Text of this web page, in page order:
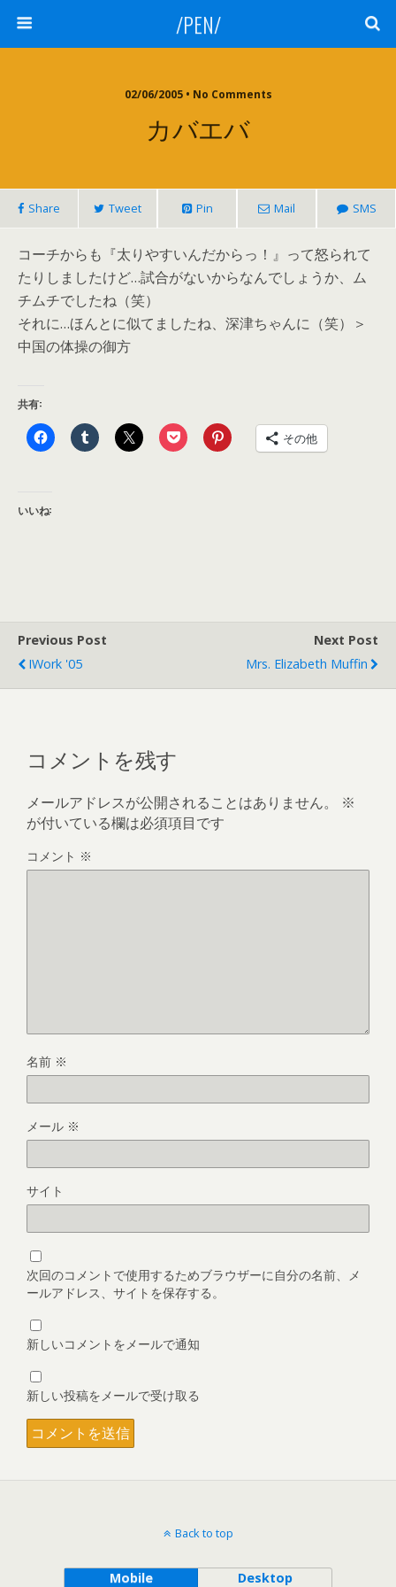
/PEN/
02/06/2005 • No Comments
カバエバ
Share Tweet Pin Mail SMS
コーチからも『太りやすいんだからっ！』って怒られて
たりしましたけど…試合がないからなんでしょうか、ム
チムチでしたね（笑）
それに…ほんとに似てましたね、深津ちゃんに（笑）＞
中国の体操の御方
共有:
その他
いいね:
Previous Post
IWork '05
Next Post
Mrs. Elizabeth Muffin
コメントを残す
メールアドレスが公開されることはありません。
※
が付いている欄は必須項目です
コメント ※
名前 ※
メール ※
サイト
次回のコメントで使用するためブラウザーに自分の名前、メ
ールアドレス、サイトを保存する。
新しいコメントをメールで通知
新しい投稿をメールで受け取る
Back to top
Mobile Desktop